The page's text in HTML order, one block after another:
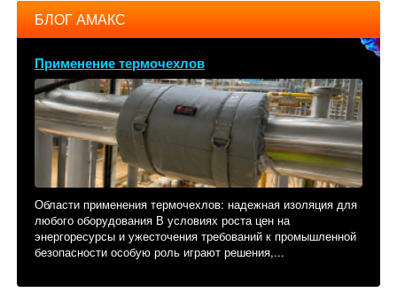
БЛОГ АМАКС
Применение термочехлов
Области применения термочехлов: надежная изоляция для
любого оборудования В условиях роста цен на
энергоресурсы и ужесточения требований к промышленной
безопасности особую роль играют решения,...